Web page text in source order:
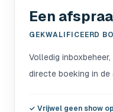
Een
GEKWALIFICEERD
Volledig
directe boeking in de
✓ Vrijwel geen show